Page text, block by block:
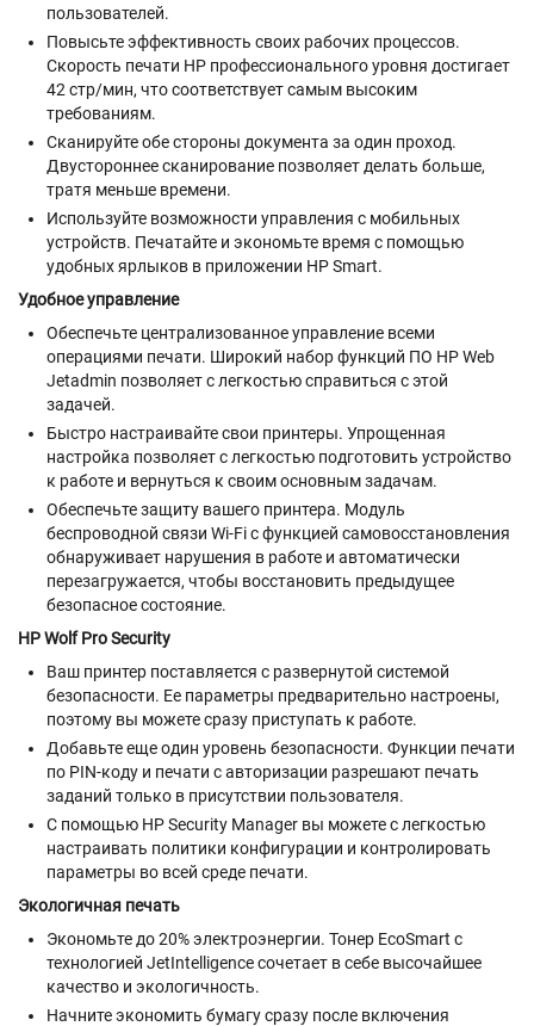
пользователей.
Повысьте эффективность своих рабочих процессов.
Скорость печати HP профессионального уровня достигает
42 стр/мин, что соответствует самым высоким
требованиям.
Сканируйте обе стороны документа за один проход.
Двустороннее сканирование позволяет делать больше,
тратя меньше времени.
Используйте возможности управления с мобильных
устройств. Печатайте и экономьте время с помощью
удобных ярлыков в приложении HP Smart.
Удобное управление
Обеспечьте централизованное управление всеми
операциями печати. Широкий набор функций ПО HP Web
Jetadmin позволяет с легкостью справиться с этой
задачей.
Быстро настраивайте свои принтеры. Упрощенная
настройка позволяет с легкостью подготовить устройство
к работе и вернуться к своим основным задачам.
Обеспечьте защиту вашего принтера. Модуль
беспроводной связи Wi-Fi с функцией самовосстановления
обнаруживает нарушения в работе и автоматически
перезагружается, чтобы восстановить предыдущее
безопасное состояние.
HP Wolf Pro Security
Ваш принтер поставляется с развернутой системой
безопасности. Ее параметры предварительно настроены,
поэтому вы можете сразу приступать к работе.
Добавьте еще один уровень безопасности. Функции печати
по PIN-коду и печати с авторизации разрешают печать
заданий только в присутствии пользователя.
С помощью HP Security Manager вы можете с легкостью
настраивать политики конфигурации и контролировать
параметры во всей среде печати.
Экологичная печать
Экономьте до 20% электроэнергии. Тонер EcoSmart с
технологией JetIntelligence сочетает в себе высочайшее
качество и экологичность.
Начните экономить бумагу сразу после включения